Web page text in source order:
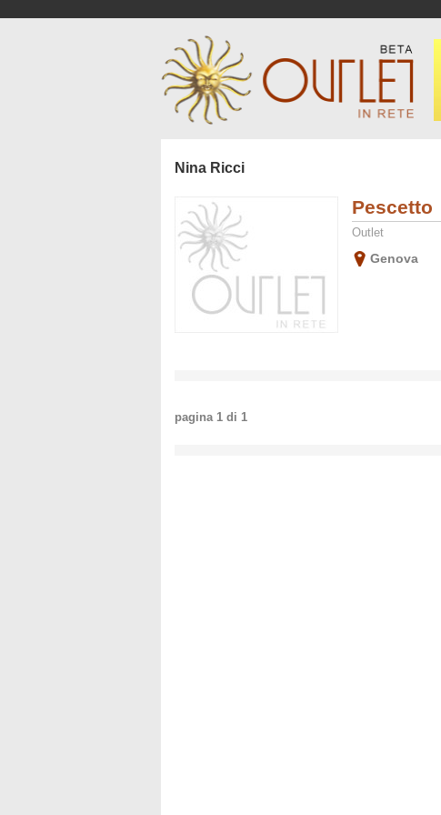
Nina Ricci
Pescetto
Outlet
Genova
pagina 1 di 1